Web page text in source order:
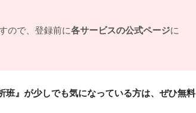
ので、登録前に各サービスの公式ページに
』が少しでも気になっている方は、ぜひ無料